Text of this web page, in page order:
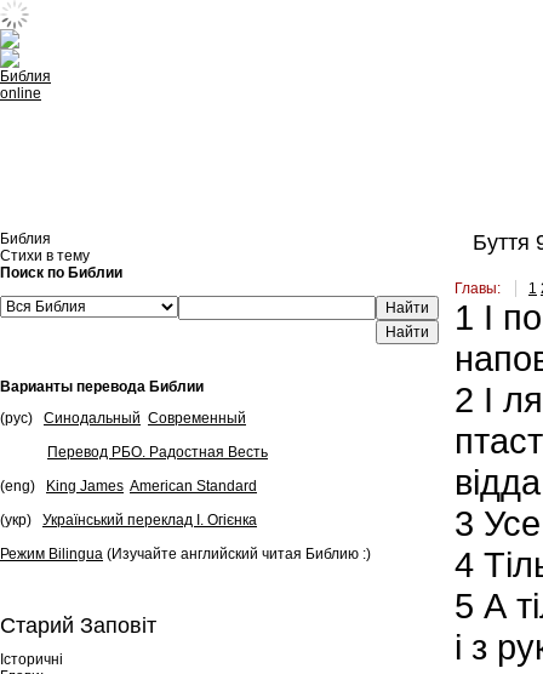
Библия
Стихи в тему
Поиск по Библии
Найти
Варианты перевода Библии
(рус)
Синодальный Современный
Перевод РБО. Радостная Весть
(eng)
King James American Standard
(укр)
Український переклад І. Огієнка
Режим Bilingua (Изучайте английский читая Библию :)
Старий Заповіт
Історичні
Буття
Главы: 1
1 І
2 І
3
4
5 А
і з